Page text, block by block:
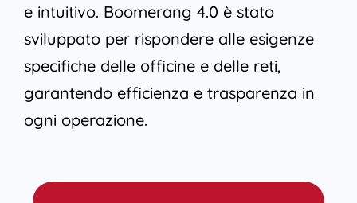
e intuitivo. Boomerang 4.0 è stato
sviluppato per rispondere alle esigenze
specifiche delle officine e delle reti,
garantendo efficienza e trasparenza in
ogni operazione.